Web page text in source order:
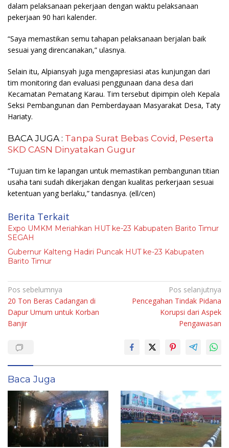
dalam pelaksanaan pekerjaan dengan waktu pelaksanaan
pekerjaan 90 hari kalender.
“Saya memastikan semu tahapan pelaksanaan berjalan baik
sesuai yang direncanakan,” ulasnya.
Selain itu, Alpiansyah juga mengapresiasi atas kunjungan dari
tim monitoring dan evaluasi penggunaan dana desa dari
Kecamatan Pematang Karau. Tim tersebut dipimpin oleh Kepala
Seksi Pembangunan dan Pemberdayaan Masyarakat Desa, Taty
Hariaty.
BACA JUGA : Tanpa Surat Bebas Covid, Peserta
SKD CASN Dinyatakan Gugur
“Tujuan tim ke lapangan untuk memastikan pembangunan titian
usaha tani sudah dikerjakan dengan kualitas perkerjaan sesuai
ketentuan yang berlaku,” tandasnya. (ell/cen)
Berita Terkait
Expo UMKM Meriahkan HUT ke-23 Kabupaten Barito Timur
SEGAH
Gubernur Kalteng Hadiri Puncak HUT ke-23 Kabupaten
Barito Timur
Navigasi
pos
Pos sebelumnya
20 Ton Beras Cadangan di
Dapur Umum untuk Korban
Banjir
Pos selanjutnya
Pencegahan Tindak Pidana
Korupsi dari Aspek
Pengawasan
Baca Juga